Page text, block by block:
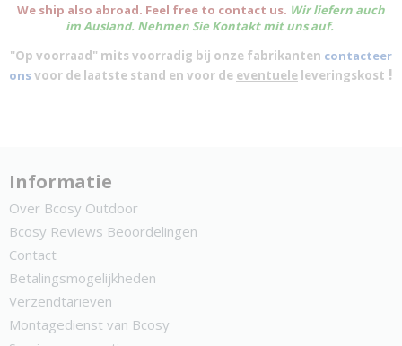
We ship also abroad. Feel free to contact us. Wir liefern auch
im Ausland. Nehmen Sie Kontakt mit uns auf.
"Op voorraad" mits voorradig bij onze fabrikanten contacteer
onsvoor de laatste stand en voor de eventuele leveringskost !
Informatie
Over Bcosy Outdoor
Bcosy Reviews Beoordelingen
Contact
Betalingsmogelijkheden
Verzendtarieven
Montagedienst van Bcosy